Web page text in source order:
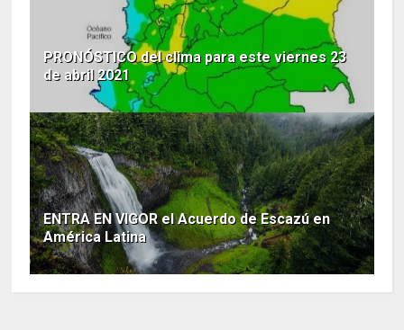
PRONÓSTICO del clima para este viernes 23
de abril 2021
ENTRA EN VIGOR el Acuerdo de Escazú en
América Latina